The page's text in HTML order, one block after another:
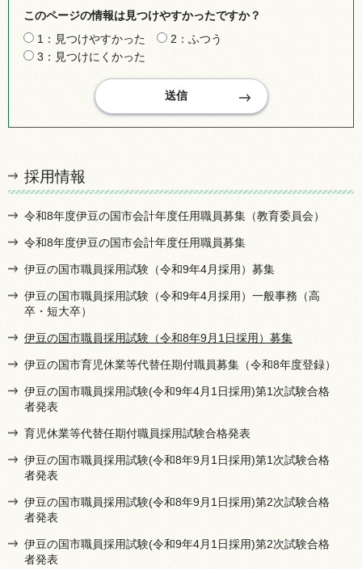
このページの情報は見つけやすかったですか？
1：見つけやすかった
2：ふつう
3：見つけにくかった
採用情報
令和8年度伊豆の国市会計年度任用職員募集（教育委員会）
令和8年度伊豆の国市会計年度任用職員募集
伊豆の国市職員採用試験（令和9年4月採用）募集
伊豆の国市職員採用試験（令和9年4月採用）一般事務（高
卒・短大卒）
伊豆の国市職員採用試験（令和8年9月1日採用）募集
伊豆の国市育児休業等代替任期付職員募集（令和8年度登録）
伊豆の国市職員採用試験(令和9年4月1日採用)第1次試験合格
者発表
育児休業等代替任期付職員採用試験合格発表
伊豆の国市職員採用試験(令和8年9月1日採用)第1次試験合格
者発表
伊豆の国市職員採用試験(令和8年9月1日採用)第2次試験合格
者発表
伊豆の国市職員採用試験(令和9年4月1日採用)第2次試験合格
者発表